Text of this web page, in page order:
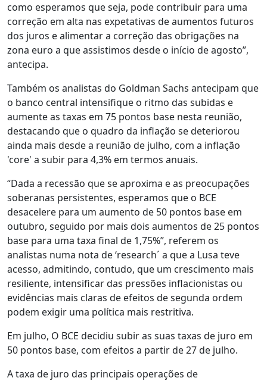
como esperamos que seja, pode contribuir para uma
correção em alta nas expetativas de aumentos futuros
dos juros e alimentar a correção das obrigações na
zona euro a que assistimos desde o início de agosto”,
antecipa.
Também os analistas do Goldman Sachs antecipam que
o banco central intensifique o ritmo das subidas e
aumente as taxas em 75 pontos base nesta reunião,
destacando que o quadro da inflação se deteriorou
ainda mais desde a reunião de julho, com a inflação
'core' a subir para 4,3% em termos anuais.
“Dada a recessão que se aproxima e as preocupações
soberanas persistentes, esperamos que o BCE
desacelere para um aumento de 50 pontos base em
outubro, seguido por mais dois aumentos de 25 pontos
base para uma taxa final de 1,75%”, referem os
analistas numa nota de ‘research´ a que a Lusa teve
acesso, admitindo, contudo, que um crescimento mais
resiliente, intensificar das pressões inflacionistas ou
evidências mais claras de efeitos de segunda ordem
podem exigir uma política mais restritiva.
Em julho, O BCE decidiu subir as suas taxas de juro em
50 pontos base, com efeitos a partir de 27 de julho.
A taxa de juro das principais operações de